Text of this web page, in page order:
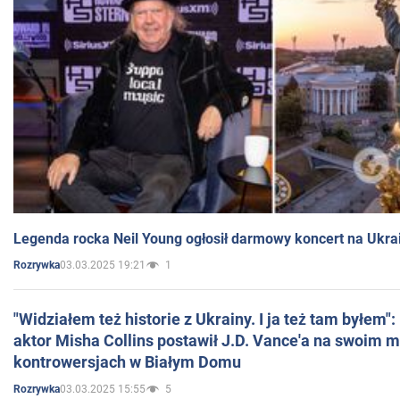
Legenda rocka Neil Young ogłosił darmowy koncert na
Rozrywka03.03.2025 19:21 1
"Widziałem też historie z Ukrainy. I ja też tam
aktor Misha Collins postawił J.D. Vance'a na swoim
kontrowersjach w Białym Domu
Rozrywka03.03.2025 15:55 5